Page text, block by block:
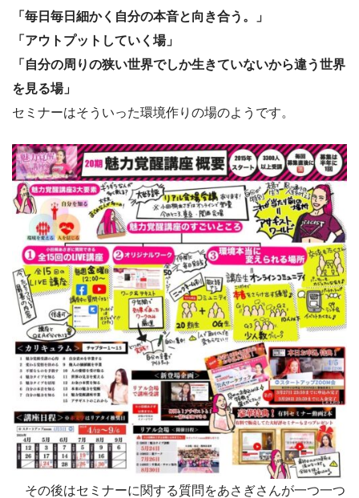
「毎日毎日細かく自分の本音と向き合う。」
「アウトプットしていく場」
「自分の周りの狭い世界でしか生きていないから違う世界
を見る場」
セミナーはそういった環境作りの場のようです。
その後はセミナーに関する質問をあさぎさんが一つ一つ